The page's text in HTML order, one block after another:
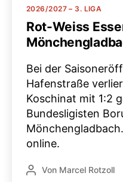
Kategorien
2026/2027 – 3. LIGA
Rot-Weiss
Bei der
Hafenstraße
Koschinat mit 1:2
Bundesligisten
online.
Beitragsautor
Von Marcel Rotzoll